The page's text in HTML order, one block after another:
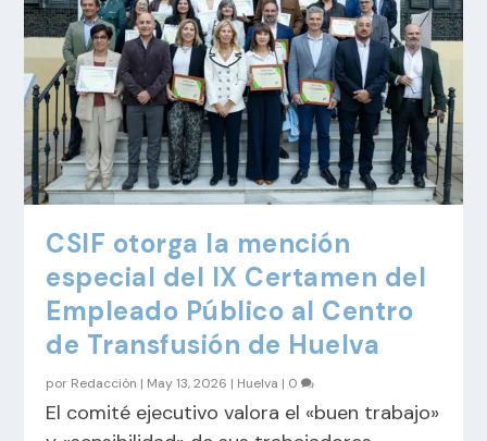
CSIF otorga la mención
especial del IX Certamen del
Empleado Público al Centro
de Transfusión de Huelva
por Redacción | May 13, 2026 | Huelva | 0
El comité ejecutivo valora el «buen trabajo»